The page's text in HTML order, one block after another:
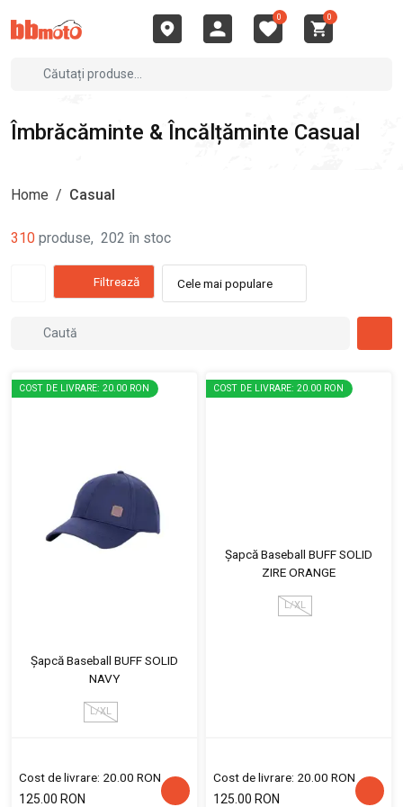
0 0
Îmbrăcăminte & Încălțăminte Casual
Home / Casual
310 produse, 202 în stoc
Filtrează Cele mai populare
COST DE LIVRARE: 20.00 RON
Șapcă Baseball BUFF SOLID
NAVY
L/XL
Cost de livrare: 20.00 RON
125.00 RON
COST DE LIVRARE: 20.00 RON
Șapcă Baseball BUFF SOLID
ZIRE ORANGE
L/XL
Cost de livrare: 20.00 RON
125.00 RON